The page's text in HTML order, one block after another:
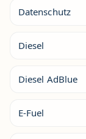
Datenschutz
Diesel
Diesel AdBlue
E-Fuel